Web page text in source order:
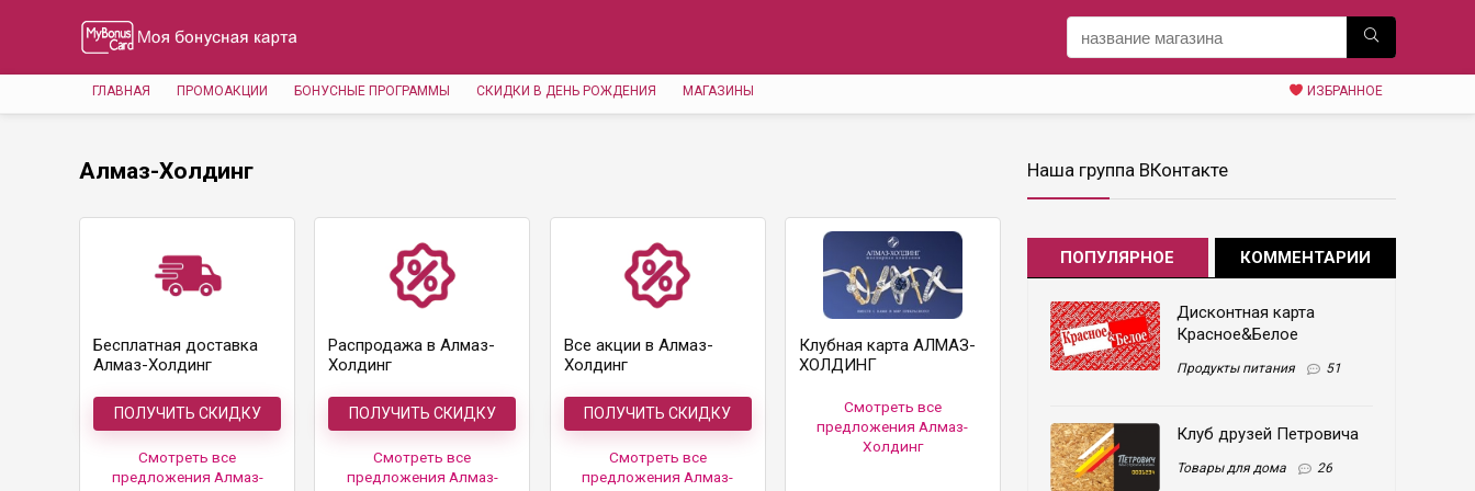
ГЛАВНАЯ ПРОМОАКЦИИ БОНУСНЫЕ ПРОГРАММЫ СКИДКИ В ДЕНЬ РОЖДЕНИЯ МАГАЗИНЫ ИЗБРАННОЕ
Алмаз-Холдинг
Бесплатная доставка
Алмаз-Холдинг
ПОЛУЧИТЬ СКИДКУ
Смотреть все
предложения Алмаз-
Распродажа в Алмаз-
Холдинг
ПОЛУЧИТЬ СКИДКУ
Смотреть все
предложения Алмаз-
Все акции в Алмаз-
Холдинг
ПОЛУЧИТЬ СКИДКУ
Смотреть все
предложения Алмаз-
Клубная карта АЛМАЗ-
ХОЛДИНГ
Смотреть все
предложения Алмаз-
Холдинг
Наша группа ВКонтакте
ПОПУЛЯРНОЕ КОММЕНТАРИИ
Дисконтная карта
Красное&Белое
Продукты питания 51
Клуб друзей Петровича
Товары для дома 26